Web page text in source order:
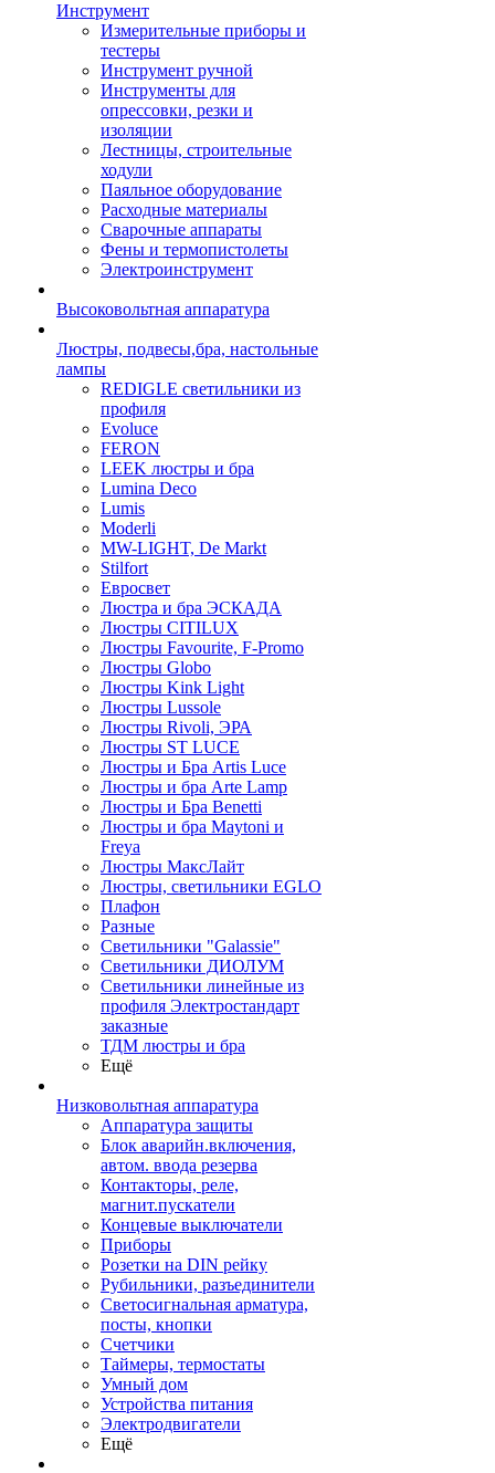
Инструмент
Измерительные приборы и
тестеры
Инструмент ручной
Инструменты для
опрессовки, резки и
изоляции
Лестницы, строительные
ходули
Паяльное оборудование
Расходные материалы
Сварочные аппараты
Фены и термопистолеты
Электроинструмент
Высоковольтная аппаратура
Люстры, подвесы,бра, настольные
лампы
REDIGLE светильники из
профиля
Evoluce
FERON
LEEK люстры и бра
Lumina Deco
Lumis
Moderli
MW-LIGHT, De Markt
Stilfort
Евросвет
Люстра и бра ЭСКАДА
Люстры CITILUX
Люстры Favourite, F-Promo
Люстры Globo
Люстры Kink Light
Люстры Lussole
Люстры Rivoli, ЭРА
Люстры ST LUCE
Люстры и Бра Artis Luce
Люстры и бра Arte Lamp
Люстры и Бра Benetti
Люстры и бра Maytoni и
Freya
Люстры МаксЛайт
Люстры, светильники EGLO
Плафон
Разные
Светильники "Galassie"
Светильники ДИОЛУМ
Светильники линейные из
профиля Электростандарт
заказные
ТДМ люстры и бра
Ещё
Низковольтная аппаратура
Аппаратура защиты
Блок аварийн.включения,
автом. ввода резерва
Контакторы, реле,
магнит.пускатели
Концевые выключатели
Приборы
Розетки на DIN рейку
Рубильники, разъединители
Светосигнальная арматура,
посты, кнопки
Счетчики
Таймеры, термостаты
Умный дом
Устройства питания
Электродвигатели
Ещё